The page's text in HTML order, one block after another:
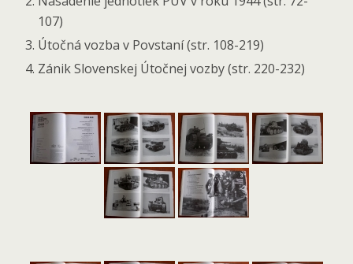
107)
Útočná vozba v Povstaní (str. 108-219)
Zánik Slovenskej Útočnej vozby (str. 220-232)